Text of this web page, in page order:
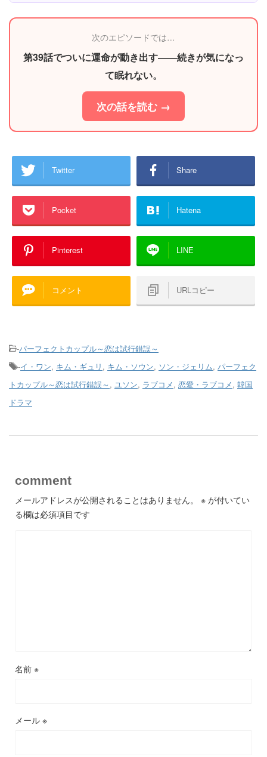
次のエピソードでは…
第39話でついに運命が動き出す――続きが気になっ
て眠れない。
次の話を読む →
Twitter Share
Pocket Hatena
Pinterest LINE
コメント URLコピー
-パーフェクトカップル～恋は試行錯誤～
-イ・ワン, キム・ギュリ , キム・ソウン, ソン・ジェリム, パーフェク
トカップル～恋は試行錯誤～ , ユソン, ラブコメ, 恋愛・ラブコメ, 韓国
ドラマ
comment
メールアドレスが公開されることはありません。 ※ が付いてい
る欄は必須項目です
名前 ※
メール ※